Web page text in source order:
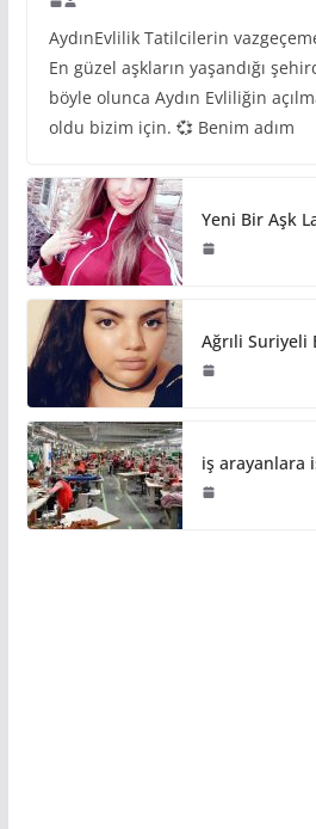
AydınEvlilik Tatilcilerin
En güzel aşkların yaşandığı
böyle olunca Aydın Evliliğin
oldu bizim için. 💞 Benim adım
Yeni Bir Aşk
Ağrıli Suriyeli
iş arayanlara